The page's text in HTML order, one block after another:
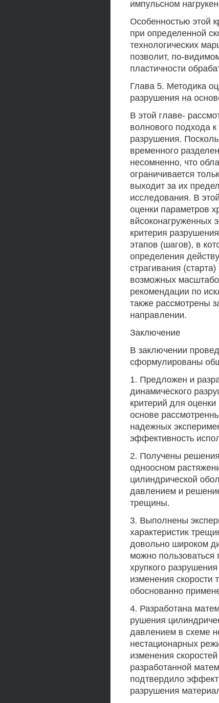
импульсном
Особенностью этой
при определенной
технологических
позволит, по-
пластичности
Глава 5. Методика
разрушения на
В этой главе-
волнового подхода
разрушения.
временного
несомненно, что
ограничивается
выходит за их
исследования. В
оценки параметров
вйсоконагруженных
критерия
этапов (шагов), в
определения
страгивания
возможных
рекомендации по
также рассмотрены
направлении.
Заключение
В заключении
сформулированы
1. Предложен и
динамического
критерий для
основе
надежных
эффективность
2. Получены
одноосном
цилиндрической
давлением и
трещины.
3. Выполнены
характеристик
довольно широком
можно
хрупкого
изменения
обоснованно
4. Разработана
рушения
давлением в схеме
нестационарных
изменения
разработанной
подтвердило
разрушения